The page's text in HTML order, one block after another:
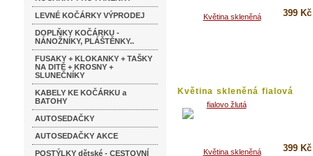
LEVNÉ KOČÁRKY VÝPRODEJ
DOPLŇKY KOČÁRKU -
NÁNOŽNÍKY, PLÁŠTĚNKY..
FUSAKY + KLOKANKY + TAŠKY
NA DITĚ + KROSNY +
SLUNEČNÍKY
KABELY KE KOČÁRKU a
BATOHY
AUTOSEDAČKY
AUTOSEDAČKY AKCE
POSTÝLKY dětské - CESTOVNÍ
399 Kč
Květina skleněná fialová
399 Kč